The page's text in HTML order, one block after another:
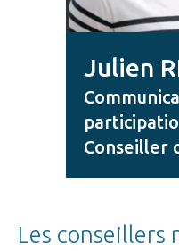
Julien
Conseiller
Les conseillers